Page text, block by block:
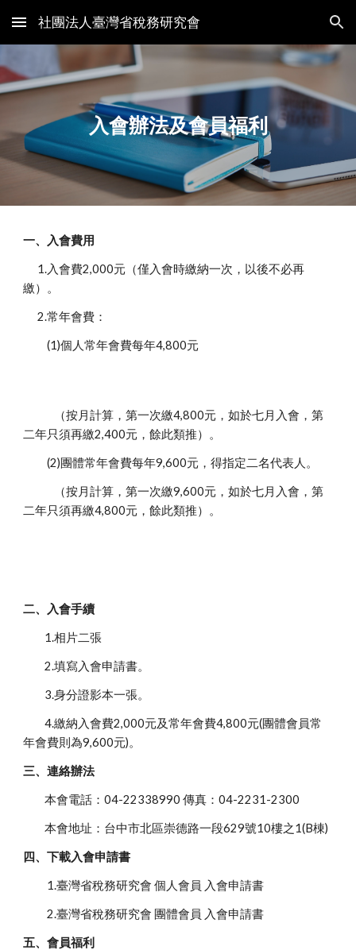
Skip to main content Skip to navigation
社團法人臺灣省稅務研究會
入會辦法及會員福利
一、入會費用
1.入會費2,000元（僅入會時繳納一次，以後不必再
繳）。
2.常年會費：
(1)個人常年會費每年4,800元
（按月計算，第一次繳4,800元，如於七月入會，第
二年只須再繳2,400元，餘此類推）。
(2)團體常年會費每年9,600元，得指定二名代表人。
（按月計算，第一次繳9,600元，如於七月入會，第
二年只須再繳4,800元，餘此類推）。
二、入會手續
1.相片二張
2.填寫入會申請書。
3.身分證影本一張。
4.繳納入會費2,000元及常年會費4,800元(團體會員常
年會費則為9,600元)。
三、連絡辦法
本會電話：04-22338990 傳真：04-2231-2300
本會地址：台中市北區崇德路一段629號10樓之1(B棟)
四、下載入會申請書
1.臺灣省稅務研究會 個人會員 入會申請書
2.臺灣省稅務研究會 團體會員 入會申請書
五、會員福利